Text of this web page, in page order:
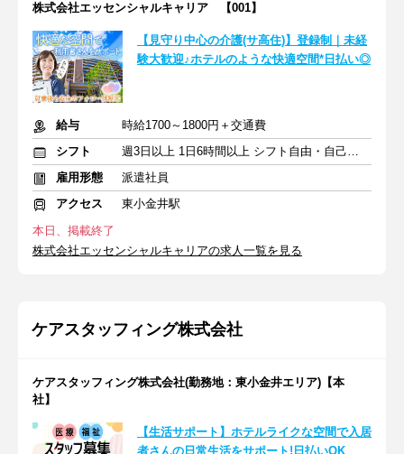
株式会社エッセンシャルキャリア 【001】
【見守り中心の介護(サ高住)】登録制｜未経
験大歓迎♪ホテルのような快適空間*日払い◎
給与
時給1700～1800円＋交通費
シフト
週3日以上 1日6時間以上 シフト自由・自己申告
雇用形態
派遣社員
アクセス
東小金井駅
本日、掲載終了
株式会社エッセンシャルキャリアの求人一覧を見る
ケアスタッフィング株式会社
ケアスタッフィング株式会社(勤務地：東小金井エリア)【本
社】
【生活サポート】ホテルライクな空間で入居
者さんの日常生活をサポート!日払いOK